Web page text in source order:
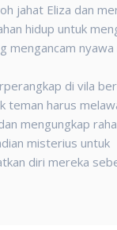
jahat Eliza dan
hidup untuk
mengancam nyawa
di vila
teman harus
mengungkap
misterius untuk
diri mereka